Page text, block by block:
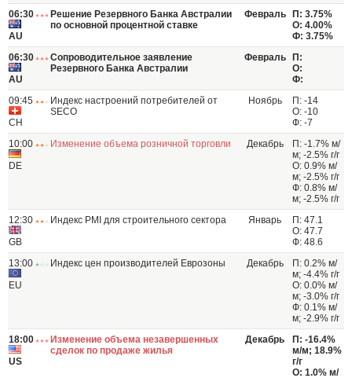
06:30
AU
Решение Резервного Банка Австралии
по основной процентной ставке
Февраль
П: 3.75%
О: 4.00%
Ф: 3.75%
06:30
AU
Сопроводительное заявление
Резервного Банка Австралии
Февраль
П:
О:
Ф:
09:45
CH
Индекс настроений потребителей от
SECO
Ноябрь
П: -14
О: -10
Ф: -7
10:00
DE
Изменение объема розничной торговли Декабрь
П: -1.7% м/
м; -2.5% г/г
О: 0.9% м/
м; -2.5% г/г
Ф: 0.8% м/
м; -2.5% г/г
12:30
GB
Индекс PMI для строительного сектора Январь
П: 47.1
О: 47.7
Ф: 48.6
13:00
EU
Индекс цен производителей Еврозоны Декабрь
П: 0.2% м/
м; -4.4% г/г
О: 0.0% м/
м; -3.0% г/г
Ф: 0.1% м/
м; -2.9% г/г
18:00
US
Изменение объема незавершенных
сделок по продаже жилья
Декабрь
П: -16.4%
м/м; 18.9%
г/г
О: 1.0% м/